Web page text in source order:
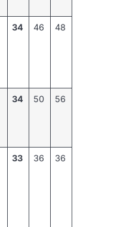
34 46 48
34 50 56
33 36 36